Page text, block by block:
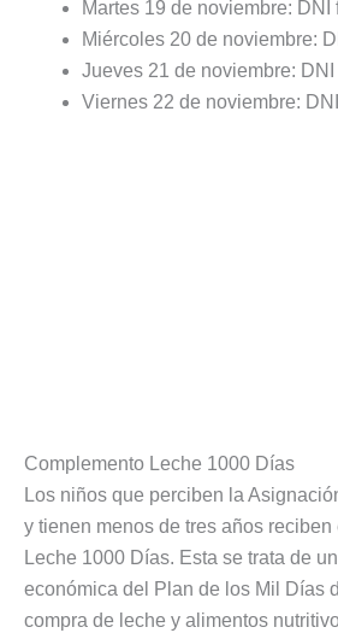
Martes 19 de noviembre:
Miércoles 20 de noviembre:
Jueves 21 de noviembre:
Viernes 22 de noviembre:
Complemento Leche 1000 Días
Los niños que perciben la
y tienen menos de tres años
Leche 1000 Días. Esta se trata de
económica del Plan de los Mil Días
compra de leche y alimentos